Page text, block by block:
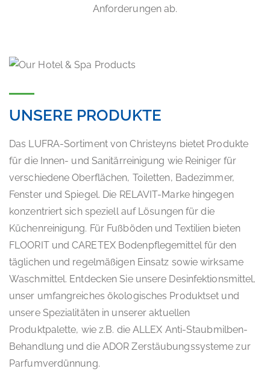
Anforderungen ab.
UNSERE PRODUKTE
Das LUFRA-Sortiment von Christeyns bietet Produkte
für die Innen- und Sanitärreinigung wie Reiniger für
verschiedene Oberflächen, Toiletten, Badezimmer,
Fenster und Spiegel. Die RELAVIT-Marke hingegen
konzentriert sich speziell auf Lösungen für die
Küchenreinigung. Für Fußböden und Textilien bieten
FLOORIT und CARETEX Bodenpflegemittel für den
täglichen und regelmäßigen Einsatz sowie wirksame
Waschmittel. Entdecken Sie unsere Desinfektionsmittel,
unser umfangreiches ökologisches Produktset und
unsere Spezialitäten in unserer aktuellen
Produktpalette, wie z.B. die ALLEX Anti-Staubmilben-
Behandlung und die ADOR Zerstäubungssysteme zur
Parfumverdünnung.